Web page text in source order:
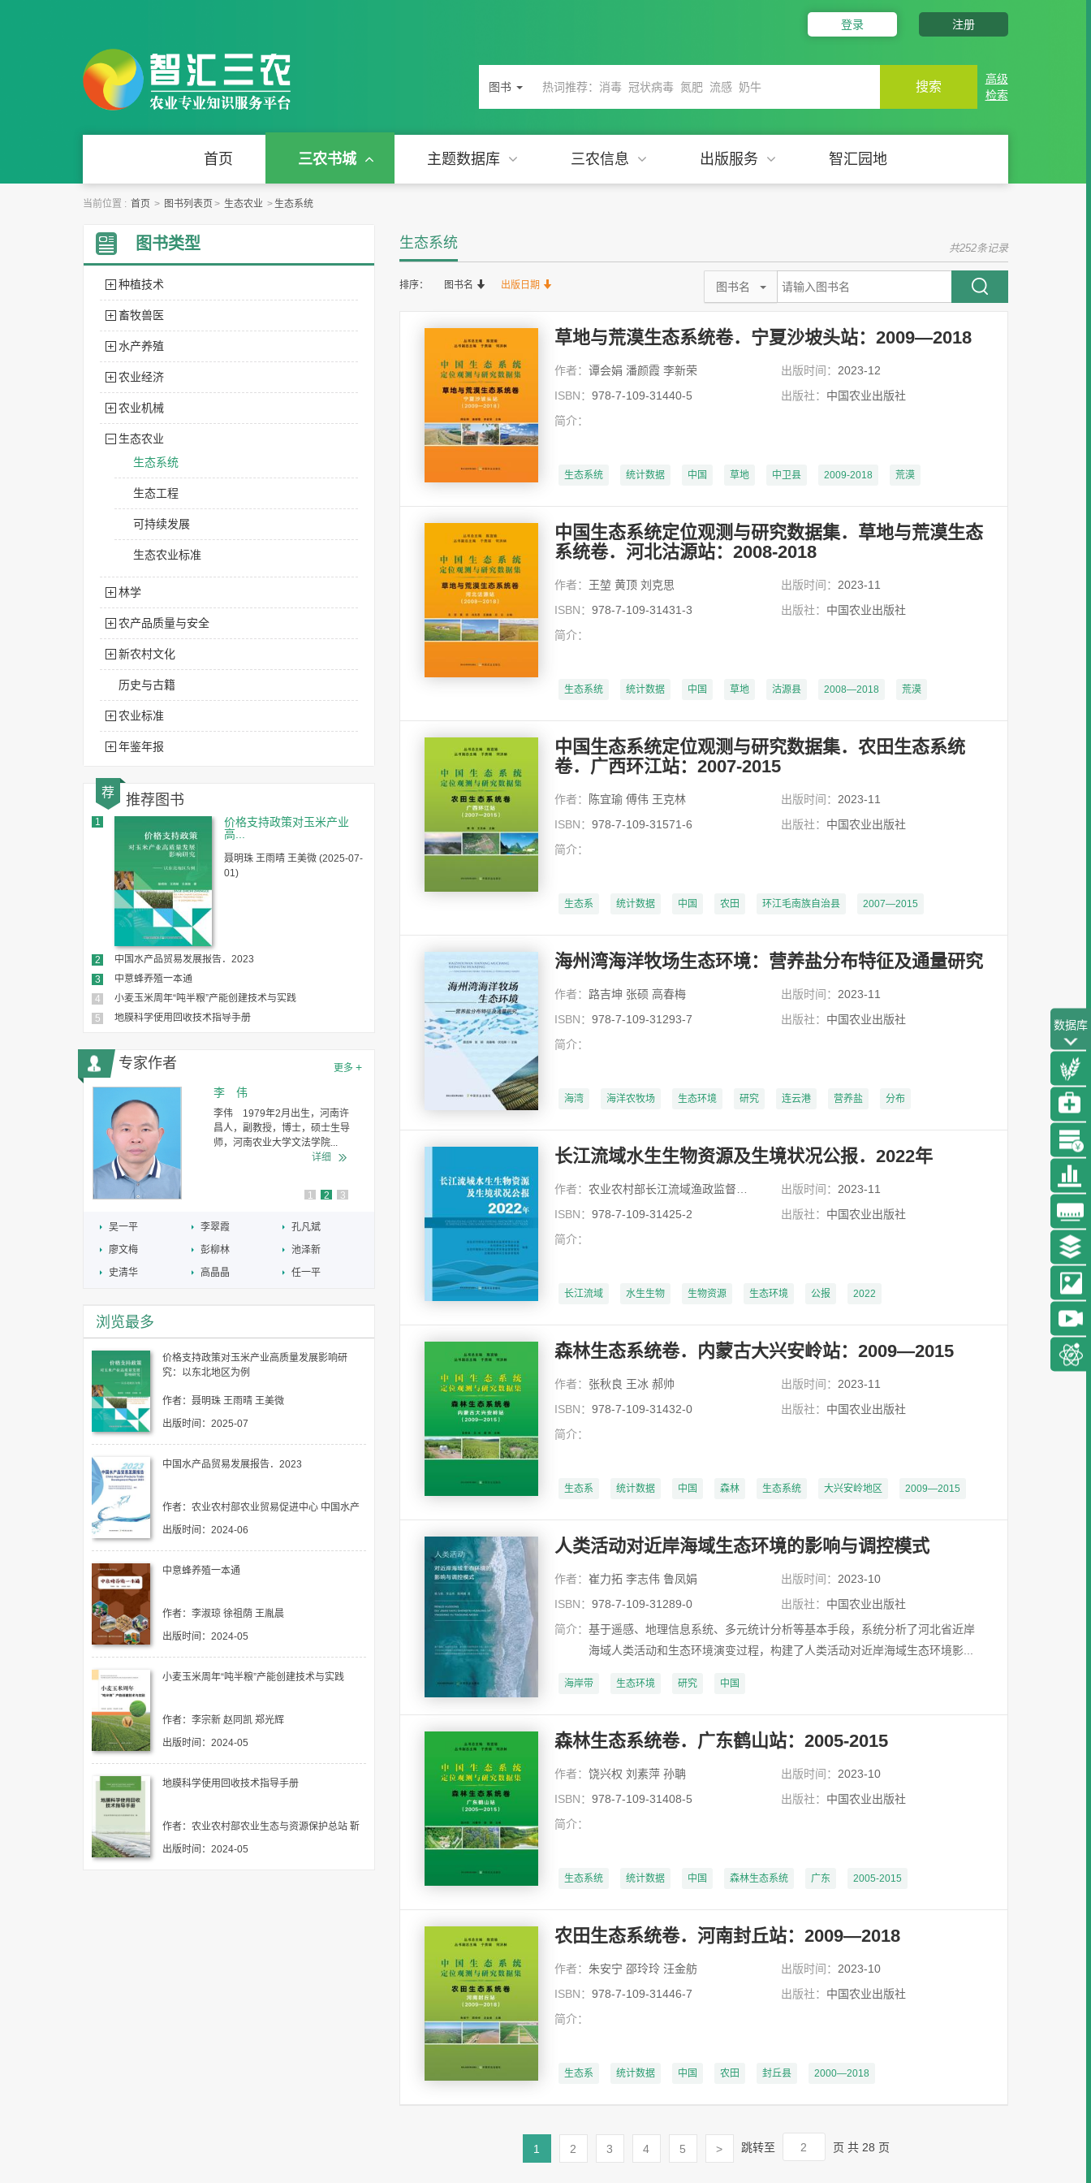
登录 注册
图书 搜索
高级
检索
首页 三农书城 主题数据库 三农信息 出版服务 智汇园地
当前位置 : 首页 > 图书列表页 > 生态农业 > 生态系统
图书类型
种植技术
畜牧兽医
水产养殖
农业经济
农业机械
生态农业
生态系统
生态工程
可持续发展
生态农业标准
林学
农产品质量与安全
新农村文化
历史与古籍
农业标准
年鉴年报
荐 推荐图书
1
价格支持政策对玉米产业
高...
聂明珠 王雨晴 王美微 (2025-07-
01)
2
中国水产品贸易发展报告．2023
3
中意蜂养殖一本通
4
小麦玉米周年“吨半粮”产能创建技术与实践
5
地膜科学使用回收技术指导手册
更多 +
专家作者
李 伟
李伟 1979年2月出生，河南许
昌人，副教授，博士，硕士生导
师，河南农业大学文法学院...
详细
关信平
关信平 博士，南开大学社会建
设与管理研究院院长，社会工作
详细
穆月英
详细
1 2 3
吴一平 李翠霞
孔凡斌
廖文梅
彭柳林
池泽新
史清华
高晶晶 任一平
浏览最多
价格支持政策对玉米产业高质量发展影响研
究：以东北地区为例
作者：聂明珠 王雨晴 王美微
出版时间：2025-07
中国水产品贸易发展报告．2023
作者：农业农村部农业贸易促进中心 中国水产
科学研究院黄海水产研究所 马洪涛
出版时间：2024-06
中意蜂养殖一本通
作者：李淑琼 徐祖荫 王胤晨
出版时间：2024-05
小麦玉米周年“吨半粮”产能创建技术与实践
作者：李宗新 赵同凯 郑光辉
出版时间：2024-05
地膜科学使用回收技术指导手册
作者：农业农村部农业生态与资源保护总站 靳
拓 许丹丹
出版时间：2024-05
生态系统 共252条记录
排序： 图书名 出版日期 图书名
草地与荒漠生态系统卷．宁夏沙坡头站：2009―2018
作者： 谭会娟 潘颜霞 李新荣 出版时间： 2023-12
ISBN： 978-7-109-31440-5 出版社： 中国农业出版社
简介：
生态系统 统计数据 中国 草地 中卫县 2009-2018 荒漠
中国生态系统定位观测与研究数据集．草地与荒漠生态
系统卷．河北沽源站：2008-2018
作者： 王堃 黄顶 刘克思 出版时间： 2023-11
ISBN： 978-7-109-31431-3 出版社： 中国农业出版社
简介：
生态系统 统计数据 中国 草地 沽源县 2008—2018 荒漠
中国生态系统定位观测与研究数据集．农田生态系统
卷．广西环江站：2007-2015
作者： 陈宜瑜 傅伟 王克林 出版时间： 2023-11
ISBN： 978-7-109-31571-6 出版社： 中国农业出版社
简介：
生态系 统计数据 中国 农田 环江毛南族自治县 2007—2015
海州湾海洋牧场生态环境：营养盐分布特征及通量研究
作者： 路吉坤 张硕 高春梅 出版时间： 2023-11
ISBN： 978-7-109-31293-7 出版社： 中国农业出版社
简介：
海湾 海洋农牧场 生态环境 研究 连云港 营养盐 分布
长江流域水生生物资源及生境状况公报．2022年
作者： 农业农村部长江流域渔政监督管理办公室 水利部长江水利委员会 生态环境部长江流域生态环境监督管理局 出版时间： 2023-11
ISBN： 978-7-109-31425-2 出版社： 中国农业出版社
简介：
长江流域 水生生物 生物资源 生态环境 公报 2022
森林生态系统卷．内蒙古大兴安岭站：2009—2015
作者： 张秋良 王冰 郝帅 出版时间： 2023-11
ISBN： 978-7-109-31432-0 出版社： 中国农业出版社
简介：
生态系 统计数据 中国 森林 生态系统 大兴安岭地区 2009—2015
人类活动对近岸海域生态环境的影响与调控模式
作者： 崔力拓 李志伟 鲁凤娟 出版时间： 2023-10
ISBN： 978-7-109-31289-0 出版社： 中国农业出版社
简介： 基于遥感、地理信息系统、多元统计分析等基本手段，系统分析了河北省近岸
海域人类活动和生态环境演变过程，构建了人类活动对近岸海域生态环境影...
海岸带 生态环境 研究 中国
森林生态系统卷．广东鹤山站：2005-2015
作者： 饶兴权 刘素萍 孙聃 出版时间： 2023-10
ISBN： 978-7-109-31408-5 出版社： 中国农业出版社
简介：
生态系统 统计数据 中国 森林生态系统 广东 2005-2015
农田生态系统卷．河南封丘站：2009—2018
作者： 朱安宁 邵玲玲 汪金舫 出版时间： 2023-10
ISBN： 978-7-109-31446-7 出版社： 中国农业出版社
简介：
生态系 统计数据 中国 农田 封丘县 2000—2018
1 2 3 4 5 > 跳转至 页 共 28 页
数据库